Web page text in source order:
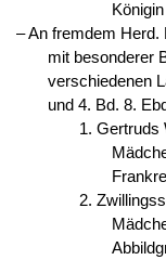
‒ An fremdem Herd.
mit besonderer
verschiedenen
und 4. Bd. 8.
1. Gertruds
2.